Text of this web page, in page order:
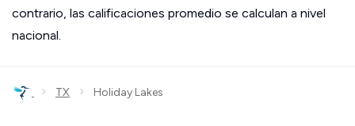
contrario, las calificaciones promedio se calculan a nivel
nacional.
› TX › Holiday Lakes